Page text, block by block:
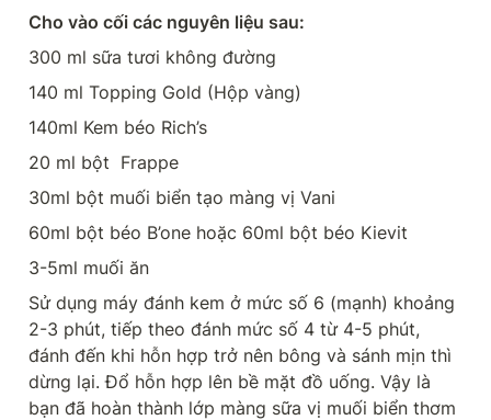
Cho vào cối các nguyên liệu sau:
300 ml sữa tươi không đường
140 ml Topping Gold (Hộp vàng)
140ml Kem béo Rich’s
20 ml bột  Frappe
30ml bột muối biển tạo màng vị Vani
60ml bột béo B’one hoặc 60ml bột béo Kievit
3-5ml muối ăn
Sử dụng máy đánh kem ở mức số 6 (mạnh) khoảng
2-3 phút, tiếp theo đánh mức số 4 từ 4-5 phút,
đánh đến khi hỗn hợp trở nên bông và sánh mịn thì
dừng lại. Đổ hỗn hợp lên bề mặt đồ uống. Vậy là
bạn đã hoàn thành lớp màng sữa vị muối biển thơm